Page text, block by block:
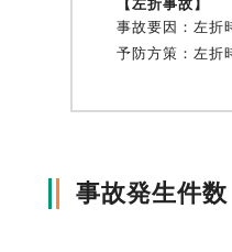
【左折事故】
事故要因： 左折
予防方策： 左折
事故発生件数